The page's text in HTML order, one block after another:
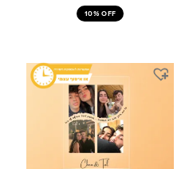
10% OFF
המחיר
היה:
המחיר
הוא: